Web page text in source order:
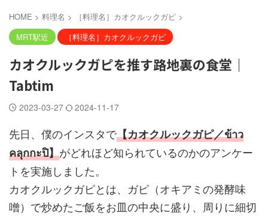
HOME > 料理名 > ［料理名］カオクルックガピ >
MRT駅近
［料理名］カオクルックガピ
カオクルックガピを推す路地裏の食堂｜
Tabtim
2023-03-27 2024-11-17
先日、僕のインスタで【カオクルックガピ／ข้าว
คลุกกะปิ】がどれほど知られているのかのアンケー
トを実施しました。
カオクルックガピとは、ガピ（オキアミの発酵味
噌）で炒めたご飯をお皿の中央に盛り、周りに細切